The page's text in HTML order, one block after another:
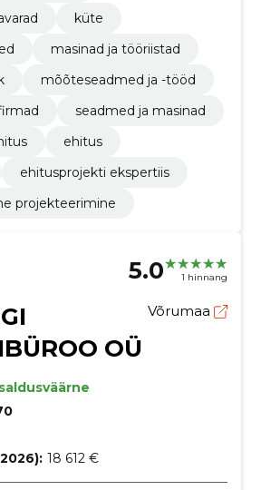
küte
masinad ja tööriistad
mõõteseadmed ja -tööd
seadmed ja masinad
ehitus
ehitusprojekti ekspertiis
projekteerimine
5.0 1 hinnang
OÜ
Võrumaa
18 612 €